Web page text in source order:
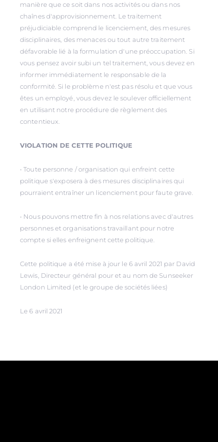
manière que ce soit dans nos activités ou dans nos
chaînes d'approvisionnement. Le traitement
préjudiciable comprend le licenciement, des mesures
disciplinaires, des menaces ou tout autre traitement
défavorable lié à la formulation d'une préoccupation. Si
vous pensez avoir subi un tel traitement, vous devez en
informer immédiatement le responsable de la
conformité. Si le problème n'est pas résolu et que vous
êtes un employé, vous devez le soulever officiellement
en utilisant notre procédure de règlement des
contentieux.
VIOLATION DE CETTE POLITIQUE
• Toute personne / organisation qui enfreint cette
politique s'exposera à des mesures disciplinaires qui
pourraient entraîner un licenciement pour faute grave.
• Nous pouvons mettre fin à nos relations avec d'autres
personnes et organisations travaillant pour notre
compte si elles enfreignent cette politique.
Cette politique a été mise à jour le 6 avril 2021 par David
Lewis, Directeur général pour et au nom de Sunseeker
London Limited (et le groupe de sociétés liées)
Le 6 avril 2021